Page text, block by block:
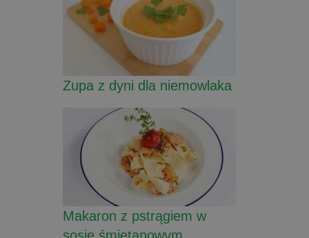
Zupa z dyni dla niemowlaka
Makaron z pstrągiem w
sosie śmietanowym